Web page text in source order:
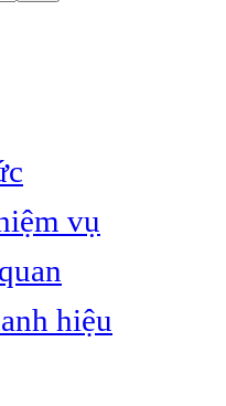
vụ
hiệu